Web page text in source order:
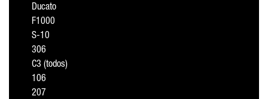
Ducato
F1000
S-10
306
C3 (todos)
106
207